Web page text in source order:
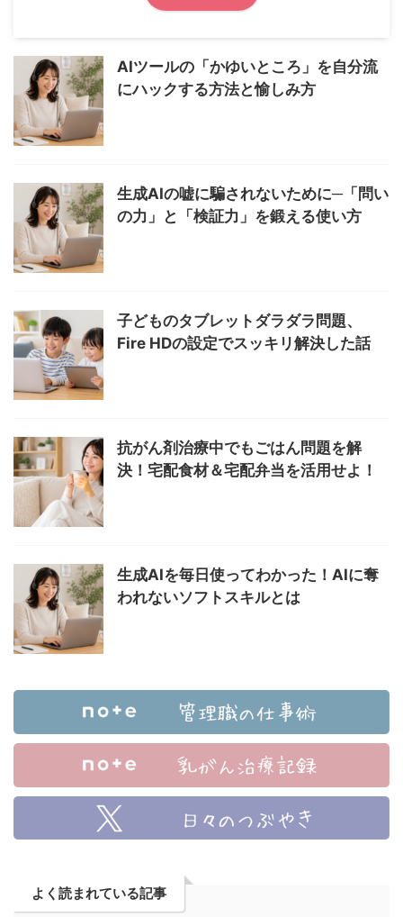
AIツールの「かゆいところ」を自分流
にハックする方法と愉しみ方
生成AIの嘘に騙されないために─「問い
の力」と「検証力」を鍛える使い方
子どものタブレットダラダラ問題、
Fire HDの設定でスッキリ解決した話
抗がん剤治療中でもごはん問題を解
決！宅配食材＆宅配弁当を活用せよ！
生成AIを毎日使ってわかった！AIに奪
われないソフトスキルとは
よく読まれている記事